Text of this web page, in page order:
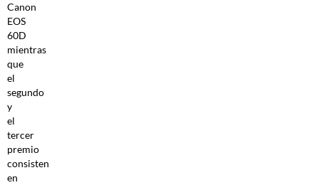
Canon
EOS
60D
mientras
que
el
segundo
y
el
tercer
premio
consisten
en